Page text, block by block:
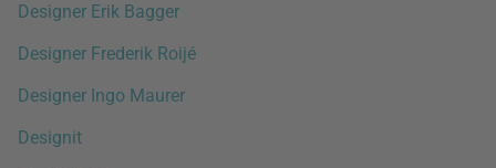
Designer Erik Bagger
Designer Frederik Roijé
Designer Ingo Maurer
Designit